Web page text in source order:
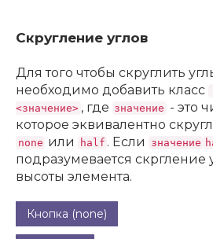
Скругление углов
Для того чтобы скруглить
необходимо добавить класс
<значение> , где значение - это
которое эквивалентно
none или half . Если значение
подразумевается скргление
высоты элемента.
Кнопка (none)